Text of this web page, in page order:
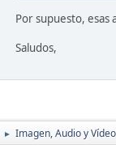
Por supuesto, esas
Saludos,
► Imagen, Audio y